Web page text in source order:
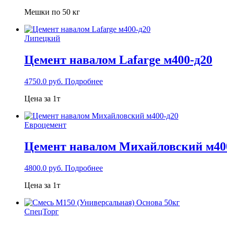
Мешки по 50 кг
Липецкий
Цемент навалом Lafarge м400-д20
4750.0 руб. Подробнее
Цена за 1т
Евроцемент
Цемент навалом Михайловский
4800.0 руб. Подробнее
Цена за 1т
СпецТорг